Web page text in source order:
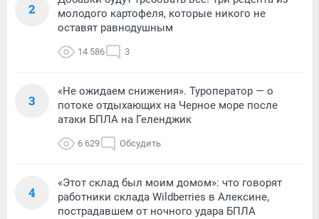
2
молодого картофеля, которые никого не
оставят равнодушным
14 586 3
3
«Не ожидаем снижения». Туроператор — о
потоке отдыхающих на Черное море после
атаки БПЛА на Геленджик
6 629 Обсудить
4
«Этот склад был моим домом»: что говорят
работники склада Wildberries в Алексине,
пострадавшем от ночного удара БПЛА